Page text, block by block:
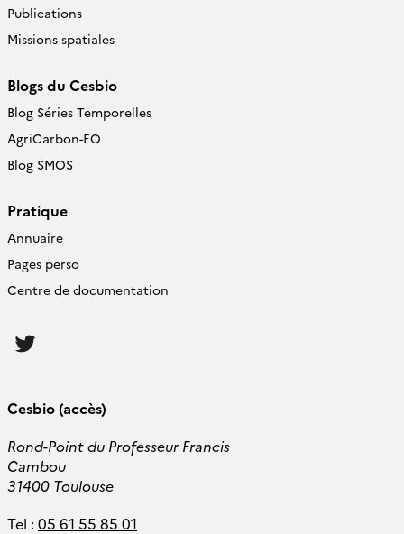
Publications
Missions spatiales
Blogs du Cesbio
Blog Séries Temporelles
AgriCarbon-EO
Blog SMOS
Pratique
Annuaire
Pages perso
Centre de documentation
Cesbio (accès)
Rond-Point du Professeur Francis
Cambou
31400 Toulouse
Tel : 05 61 55 85 01